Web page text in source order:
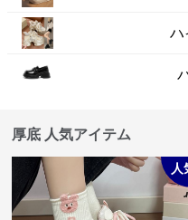
ハ
厚底 人気アイテム
人